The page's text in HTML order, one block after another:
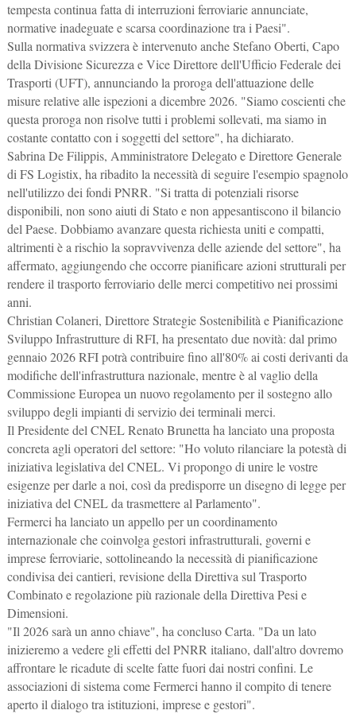
tempesta continua fatta di interruzioni ferroviarie annunciate,
normative inadeguate e scarsa coordinazione tra i Paesi".
Sulla normativa svizzera è intervenuto anche Stefano Oberti, Capo
della Divisione Sicurezza e Vice Direttore dell'Ufficio Federale dei
Trasporti (UFT), annunciando la proroga dell'attuazione delle
misure relative alle ispezioni a dicembre 2026. "Siamo coscienti che
questa proroga non risolve tutti i problemi sollevati, ma siamo in
costante contatto con i soggetti del settore", ha dichiarato.
Sabrina De Filippis, Amministratore Delegato e Direttore Generale
di FS Logistix, ha ribadito la necessità di seguire l'esempio spagnolo
nell'utilizzo dei fondi PNRR. "Si tratta di potenziali risorse
disponibili, non sono aiuti di Stato e non appesantiscono il bilancio
del Paese. Dobbiamo avanzare questa richiesta uniti e compatti,
altrimenti è a rischio la sopravvivenza delle aziende del settore", ha
affermato, aggiungendo che occorre pianificare azioni strutturali per
rendere il trasporto ferroviario delle merci competitivo nei prossimi
anni.
Christian Colaneri, Direttore Strategie Sostenibilità e Pianificazione
Sviluppo Infrastrutture di RFI, ha presentato due novità: dal primo
gennaio 2026 RFI potrà contribuire fino all'80% ai costi derivanti da
modifiche dell'infrastruttura nazionale, mentre è al vaglio della
Commissione Europea un nuovo regolamento per il sostegno allo
sviluppo degli impianti di servizio dei terminali merci.
Il Presidente del CNEL Renato Brunetta ha lanciato una proposta
concreta agli operatori del settore: "Ho voluto rilanciare la potestà di
iniziativa legislativa del CNEL. Vi propongo di unire le vostre
esigenze per darle a noi, così da predisporre un disegno di legge per
iniziativa del CNEL da trasmettere al Parlamento".
Fermerci ha lanciato un appello per un coordinamento
internazionale che coinvolga gestori infrastrutturali, governi e
imprese ferroviarie, sottolineando la necessità di pianificazione
condivisa dei cantieri, revisione della Direttiva sul Trasporto
Combinato e regolazione più razionale della Direttiva Pesi e
Dimensioni.
"Il 2026 sarà un anno chiave", ha concluso Carta. "Da un lato
inizieremo a vedere gli effetti del PNRR italiano, dall'altro dovremo
affrontare le ricadute di scelte fatte fuori dai nostri confini. Le
associazioni di sistema come Fermerci hanno il compito di tenere
aperto il dialogo tra istituzioni, imprese e gestori".